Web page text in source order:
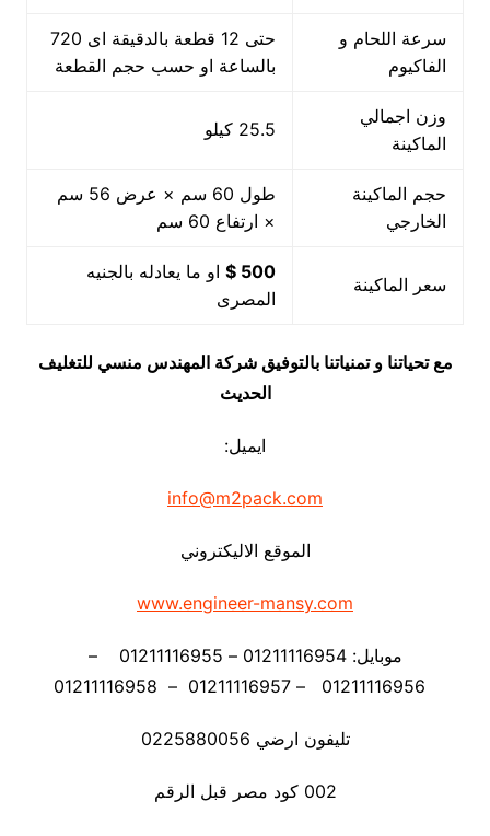
سرعة اللحام و
الفاكيوم
حتى 12 قطعة بالدقيقة اى 720
بالساعة او حسب حجم القطعة
وزن اجمالي
الماكينة
25.5 كيلو
حجم الماكينة
الخارجي
طول 60 سم × عرض 56 سم
× ارتفاع 60 سم
سعر الماكينة
500 $
او ما يعادله بالجنيه
المصرى
مع تحياتنا و تمنياتنا بالتوفيق شركة المهندس منسي للتغليف
الحديث
ايميل:
info@m2pack.com
الموقع الاليكتروني
www.engineer-mansy.com
موبايل: 01211116954 – 01211116955 –
تليفون ارضي 0225880056
002 كود مصر قبل الرقم